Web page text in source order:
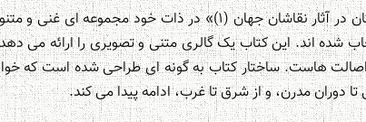
کتاب «کودکان در آثار نقاشان جهان (۱)» در ذات
شده اند. این کتاب یک گالری متنی و تصویری را ارائه می
هاست. ساختار کتاب به گونه ای طراحی شده است که
دوران مدرن، و از شرق تا غرب، ادامه پیدا می کند.